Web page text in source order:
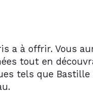
a à offrir. Vous
tout en
tels que